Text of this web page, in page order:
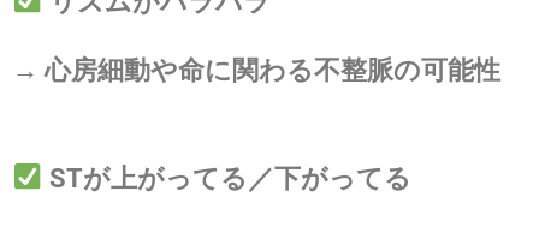
→ 心房細動や命に関わる不整脈の可能性
STが上がってる／下がってる